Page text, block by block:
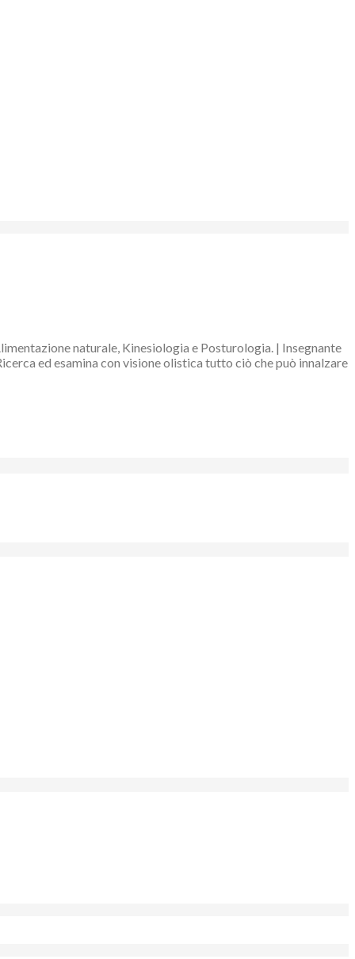
naturale, Kinesiologia e Posturologia. | Insegnante
ed esamina con visione olistica tutto ciò che può innalzare